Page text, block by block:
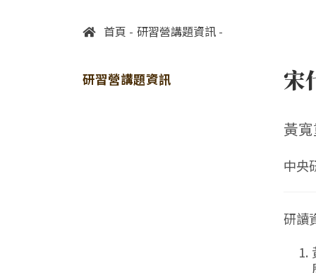
首頁 研習營講題資訊
研習營講題資訊 宋
黃
中央
研讀